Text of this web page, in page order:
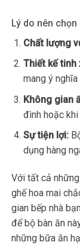
Lý do nên
Chất lượng
Thiết kế tinh
mang ý
Không gian
đình hoặc khi
Sự tiện lợi:
dụng hàng
Với tất cả
ghế hoa mai
gian bếp nhà
để bộ bàn ăn
những bữa ăn